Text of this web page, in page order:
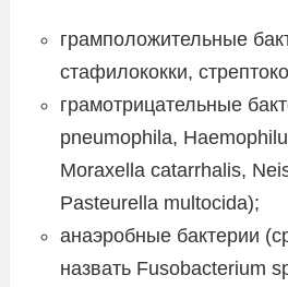
грамположительные
стафилококки,
грамотрицательные
pneumophila,
Moraxella catarrhalis,
Pasteurella multocida);
анаэробные бактерии
назвать Fusobacterium